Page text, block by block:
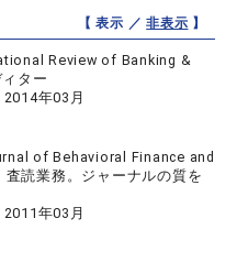
【 表示 ／非表示 】
Review of Banking &
ター
年03月
of Behavioral Finance and
読業務。ジャーナルの質を
年03月